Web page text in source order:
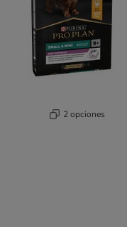
2 opciones